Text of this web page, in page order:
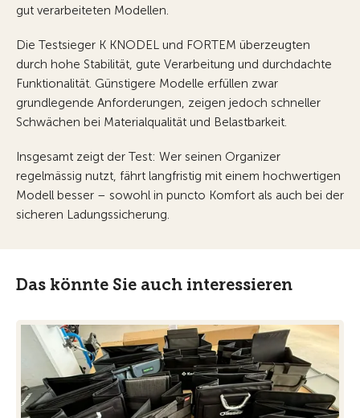
gut verarbeiteten Modellen.
Die Testsieger K KNODEL und FORTEM überzeugten
durch hohe Stabilität, gute Verarbeitung und durchdachte
Funktionalität. Günstigere Modelle erfüllen zwar
grundlegende Anforderungen, zeigen jedoch schneller
Schwächen bei Materialqualität und Belastbarkeit.
Insgesamt zeigt der Test: Wer seinen Organizer
regelmässig nutzt, fährt langfristig mit einem hochwertigen
Modell besser – sowohl in puncto Komfort als auch bei der
sicheren Ladungssicherung.
Das könnte Sie auch interessieren